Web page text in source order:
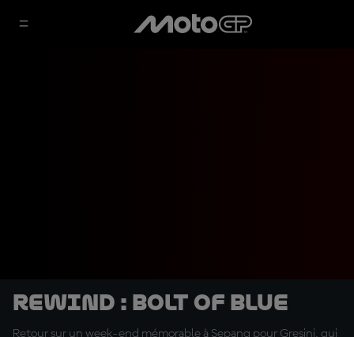
Rewind : Bolt of Blue
Retour sur un week-end mémorable à Sepang pour Gresini, qui